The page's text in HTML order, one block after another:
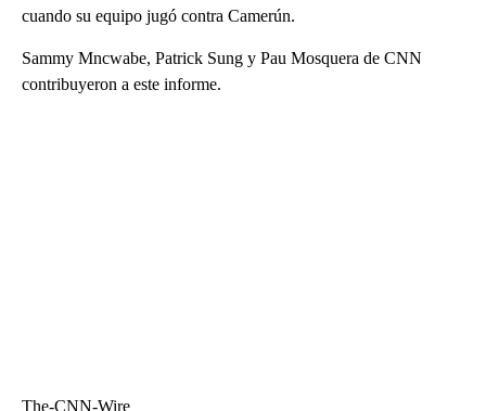
cuando su equipo jugó contra Camerún.
Sammy Mncwabe, Patrick Sung y Pau Mosquera de CNN
contribuyeron a este informe.
The-CNN-Wire